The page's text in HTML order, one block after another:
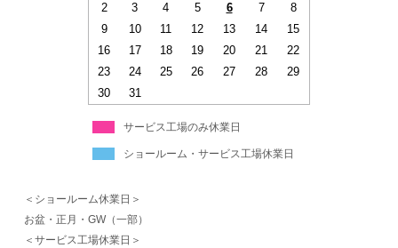
2
3 4 5 6 7
8
9
10 11 12 13 14
15
16
17 18 19 20 21
22
23
24 25 26 27 28
29
30
31
サービス工場のみ休業日
ショールーム・サービス工場休業日
＜ショールーム休業日＞
お盆・正月・GW（一部）
＜サービス工場休業日＞